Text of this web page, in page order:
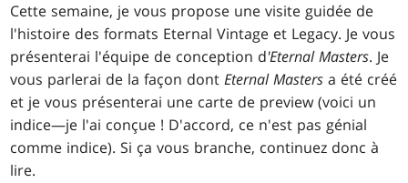
Cette semaine, je vous propose une visite guidée de
l'histoire des formats Eternal Vintage et Legacy. Je vous
présenterai l'équipe de conception d'Eternal Masters. Je
vous parlerai de la façon dontEternal Masters a été créé
et je vous présenterai une carte de preview (voici un
indice—je l'ai conçue ! D'accord, ce n'est pas génial
comme indice). Si ça vous branche, continuez donc à
lire.